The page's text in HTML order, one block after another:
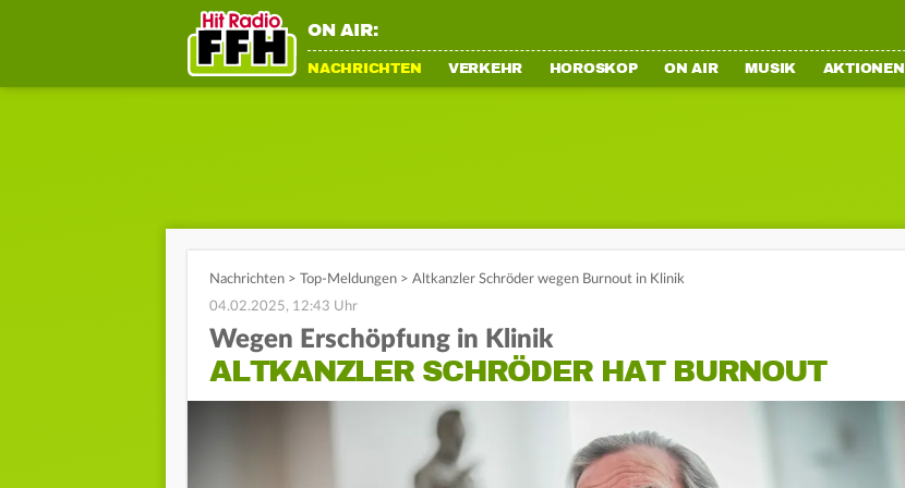
ON AIR:
NACHRICHTEN VERKEHR HOROSKOP ON AIR MUSIK AKTIONEN
Nachrichten > Top-Meldungen > Altkanzler Schröder wegen Burnout in Klinik
04.02.2025, 12:43 Uhr
Wegen Erschöpfung in Klinik
ALTKANZLER SCHRÖDER HAT BURNOUT